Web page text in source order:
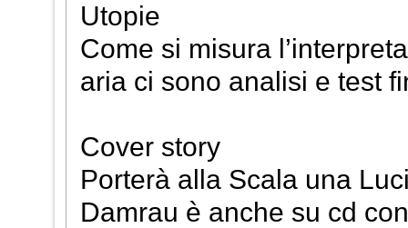
Utopie
Come si misura
aria ci sono analisi e test
Cover story
Porterà alla Scala una
Damrau è anche su cd